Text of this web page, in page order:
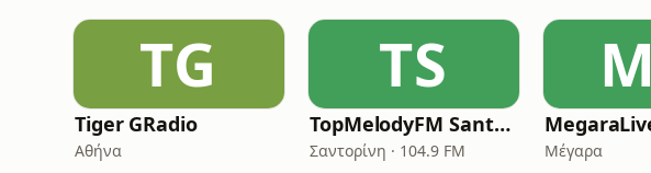
TG
Tiger GRadio
Αθήνα
TS
TopMelodyFM Santorini Islands
Σαντορίνη · 104.9 FM Μέγαρα